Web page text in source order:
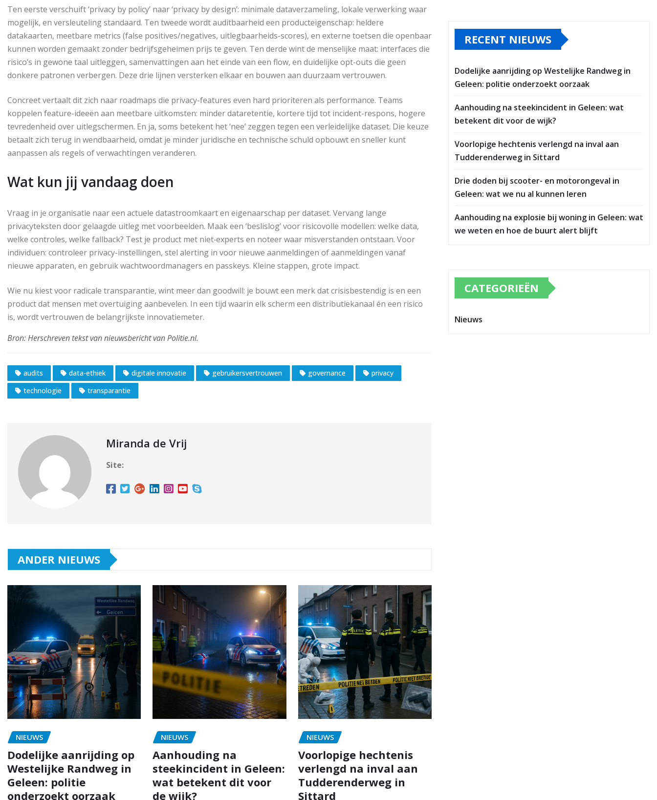
Ten eerste verschuift ‘privacy by policy’ naar ‘privacy by design’: minimale dataverzameling, lokale verwerking waar
mogelijk, en versleuteling standaard. Ten tweede wordt auditbaarheid een producteigenschap: heldere
datakaarten, meetbare metrics (false positives/negatives, uitlegbaarheids-scores), en externe toetsen die openbaar
kunnen worden gemaakt zonder bedrijfsgeheimen prijs te geven. Ten derde wint de menselijke maat: interfaces die
risico’s in gewone taal uitleggen, samenvattingen aan het einde van een flow, en duidelijke opt-outs die geen
donkere patronen verbergen. Deze drie lijnen versterken elkaar en bouwen aan duurzaam vertrouwen.
Concreet vertaalt dit zich naar roadmaps die privacy-features even hard prioriteren als performance. Teams
koppelen feature-ideeën aan meetbare uitkomsten: minder dataretentie, kortere tijd tot incident-respons, hogere
tevredenheid over uitlegschermen. En ja, soms betekent het ‘nee’ zeggen tegen een verleidelijke dataset. Die keuze
betaalt zich terug in wendbaarheid, omdat je minder juridische en technische schuld opbouwt en sneller kunt
aanpassen als regels of verwachtingen veranderen.
Wat kun jij vandaag doen
Vraag in je organisatie naar een actuele datastroomkaart en eigenaarschap per dataset. Vervang lange
privacyteksten door gelaagde uitleg met voorbeelden. Maak een ‘beslislog’ voor risicovolle modellen: welke data,
welke controles, welke fallback? Test je product met niet‑experts en noteer waar misverstanden ontstaan. Voor
individuen: controleer privacy-instellingen, stel alerting in voor nieuwe aanmeldingen of aanmeldingen vanaf
nieuwe apparaten, en gebruik wachtwoordmanagers en passkeys. Kleine stappen, grote impact.
Wie nu kiest voor radicale transparantie, wint meer dan goodwill: je bouwt een merk dat crisisbestendig is en een
product dat mensen met overtuiging aanbevelen. In een tijd waarin elk scherm een distributiekanaal én een risico
is, wordt vertrouwen de belangrijkste innovatiemeter.
audits data-ethiek digitale innovatie gebruikersvertrouwen governance
privacy
technologie
transparantie
Miranda de Vrij
Site:
ANDER NIEUWS
NIEUWS
Dodelijke aanrijding op
Westelijke Randweg in
Geleen: politie
onderzoekt oorzaak
NIEUWS
Aanhouding na
steekincident in Geleen:
wat betekent dit voor
de wijk?
NIEUWS
Voorlopige hechtenis
verlengd na inval aan
Tudderenderweg in
Sittard
RECENT NIEUWS
Dodelijke aanrijding op Westelijke Randweg in
Geleen: politie onderzoekt oorzaak
Aanhouding na steekincident in Geleen: wat
betekent dit voor de wijk?
Voorlopige hechtenis verlengd na inval aan
Tudderenderweg in Sittard
Drie doden bij scooter- en motorongeval in
Geleen: wat we nu al kunnen leren
Aanhouding na explosie bij woning in Geleen: wat
we weten en hoe de buurt alert blijft
CATEGORIEËN
Nieuws